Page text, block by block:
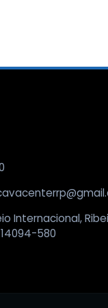
Internacional,
14094-580